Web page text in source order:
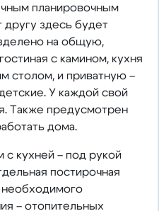
планировочным
здесь будет
на общую,
с камином, кухня
столом, и приватную –
У каждой свой
Также предусмотрен
дома.
кухней – под рукой
постирочная
– отопительных